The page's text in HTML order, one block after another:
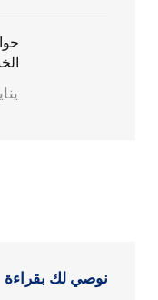
يناير
نوصي لك بقراءة